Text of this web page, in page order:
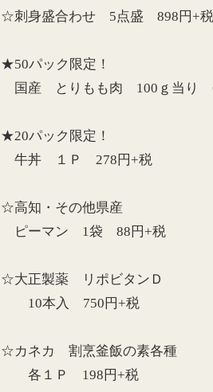
☆刺身盛合わせ 5点盛 898円+税
★50パック限定！
国産 とりもも肉 100ｇ当り
★20パック限定！
牛丼 １Ｐ 278円+税
☆高知・その他県産
ピーマン 1袋 88円+税
☆大正製薬 リポビタンＤ
10本入 750円+税
☆カネカ 割烹釜飯の素各種
各１Ｐ 198円+税